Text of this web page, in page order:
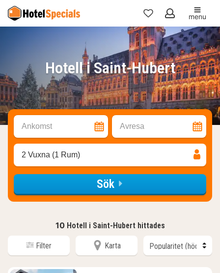
Mina
favoriter
menu
Hotell i Saint-Hubert
Ankomst Avresa
2 Vuxna (1 Rum)
Sök
10 Hotell i Saint-Hubert hittades
Filter Karta